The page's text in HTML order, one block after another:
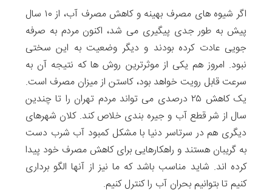
اگر شیوه های مصرف بهینه و کاهش مصرف آب، از ۱۰ سال
پیش به طور جدی پیگیری می شد، اکنون مردم به صرفه
جویی عادت کرده بودند و دیگر وضعیت به این سختی
نبود. امروز هم یکی از موثرترین روش ها که نتیجه آن به
سرعت قابل رویت خواهد بود، کاستن از میزان مصرف است.
یک کاهش ۲۵ درصدی می تواند مردم تهران را تا چندین
سال از شر قطع آب و جیره بندی خلاص کند. کلان شهرهای
دیگری هم در سرتاسر دنیا با مشکل کمبود آب شرب دست
به گریبان هستند و راهکارهایی برای کاهش مصرف خود پیدا
کرده اند. شاید مناسب باشد که ما نیز از آنها الگو برداری
کنیم تا بتوانیم بحران آب را کنترل کنیم.